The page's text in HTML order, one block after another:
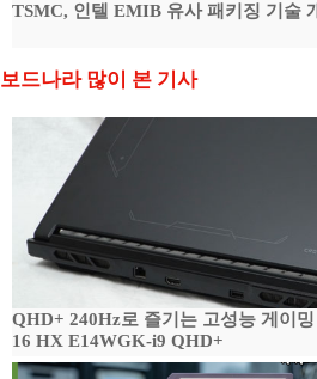
TSMC, 인텔 EMIB 유사 패키징 기술
보드나라 많이 본 기사
QHD+ 240Hz로 즐기는 고성능 게이
16 HX E14WGK-i9 QHD+